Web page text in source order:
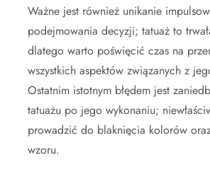
Ważne jest również unikanie
podejmowania decyzji; tatuaż to
dlatego warto poświęcić czas na
wszystkich aspektów związanych z
Ostatnim istotnym błędem jest
tatuażu po jego wykonaniu;
prowadzić do blaknięcia kolorów
wzoru.